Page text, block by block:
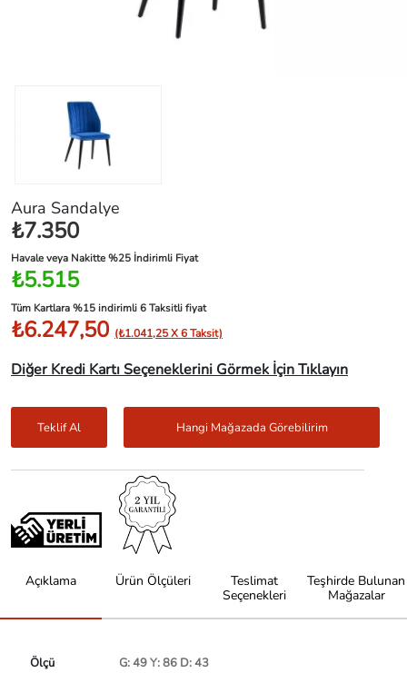
Aura Sandalye
₺7.350
Havale veya Nakitte %25 İndirimli Fiyat
₺5.515
Tüm Kartlara %15 indirimli 6 Taksitli fiyat
₺6.247,50 (₺1.041,25 X 6 Taksit)
Diğer Kredi Kartı Seçeneklerini Görmek İçin Tıklayın
Teklif Al Hangi Mağazada Görebilirim
Açıklama Ürün Ölçüleri
Teslimat
Seçenekleri
Teşhirde Bulunan
Mağazalar
Ölçü
G: 49 Y: 86 D: 43